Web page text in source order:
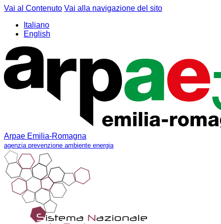
Vai al Contenuto Vai alla navigazione del sito
Italiano
English
Arpae Emilia-Romagna
agenzia prevenzione ambiente energia